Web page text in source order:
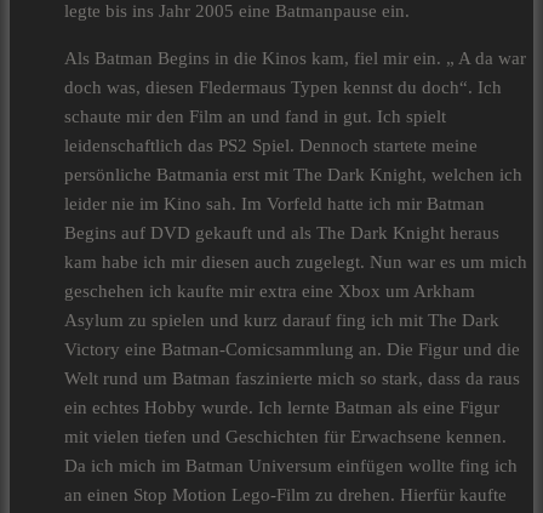
legte bis ins Jahr 2005 eine Batmanpause ein.
Als Batman Begins in die Kinos kam, fiel mir ein. „ A da war
doch was, diesen Fledermaus Typen kennst du doch“. Ich
schaute mir den Film an und fand in gut. Ich spielt
leidenschaftlich das PS2 Spiel. Dennoch startete meine
persönliche Batmania erst mit The Dark Knight, welchen ich
leider nie im Kino sah. Im Vorfeld hatte ich mir Batman
Begins auf DVD gekauft und als The Dark Knight heraus
kam habe ich mir diesen auch zugelegt. Nun war es um mich
geschehen ich kaufte mir extra eine Xbox um Arkham
Asylum zu spielen und kurz darauf fing ich mit The Dark
Victory eine Batman-Comicsammlung an. Die Figur und die
Welt rund um Batman faszinierte mich so stark, dass da raus
ein echtes Hobby wurde. Ich lernte Batman als eine Figur
mit vielen tiefen und Geschichten für Erwachsene kennen.
Da ich mich im Batman Universum einfügen wollte fing ich
an einen Stop Motion Lego-Film zu drehen. Hierfür kaufte